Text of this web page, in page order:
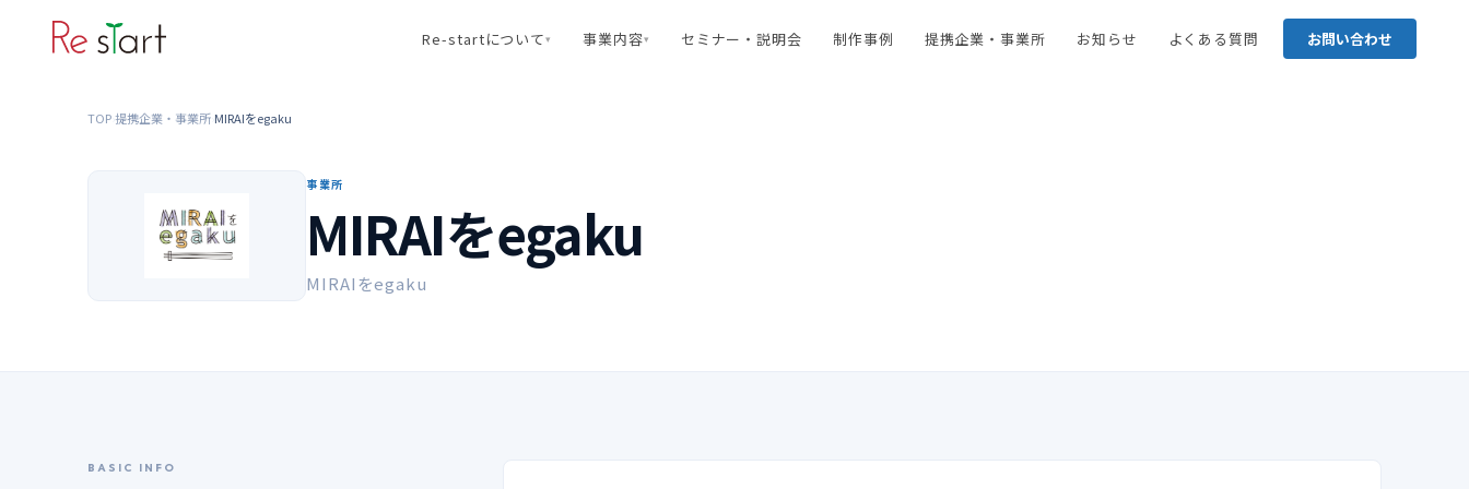
Re-startについて▾ 事業内容▾ セミナー・説明会 制作事例 提携企業・事業所 お知らせ よくある質問 お問い合わせ
TOP提携企業・事業所 MIRAIをegaku
事業所
MIRAIをegaku
MIRAIをegaku
BASIC INFO